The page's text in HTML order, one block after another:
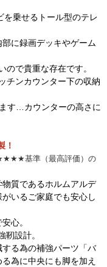
を乗せるトール型のテレ
に録画デッキやゲーム
で貴重な存在です。
チンカウンター下の収納
す…カウンターの高さに
！
基準（最高評価）の
質であるホルムアルデ
いるご家庭でも安心し
心。
設計。
る為の補強パーツ「バ
為に中央にも脚を加え